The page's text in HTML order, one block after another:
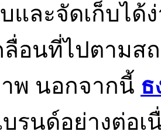
และจัดเก็บได้
ลื่อนที่ไปตามส
พ นอกจากนี้ ธ
บรนด์อย่างต่อ